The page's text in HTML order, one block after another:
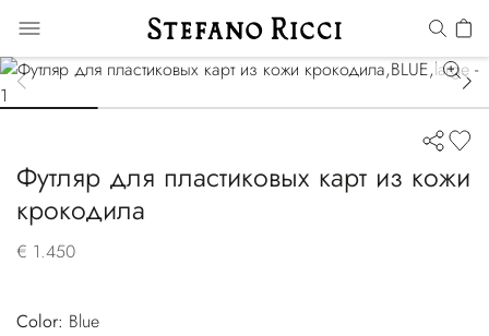
Футляр для пластиковых карт из кожи
крокодила
€ 1.450
Color:
blue